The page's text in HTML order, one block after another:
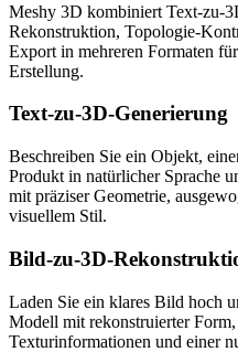
Meshy 3D kombiniert Text-zu-
Rekonstruktion, Topologie-
Export in mehreren Formaten
Erstellung.
Text-zu-3D-Generierung
Beschreiben Sie ein Objekt,
Produkt in natürlicher Sprache
mit präziser Geometrie,
visuellem Stil.
Bild-zu-3D-
Laden Sie ein klares Bild hoch
Modell mit rekonstruierter
Texturinformationen und einer